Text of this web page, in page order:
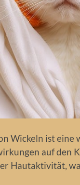
Wickeln ist eine
auf den
Hautaktivität,